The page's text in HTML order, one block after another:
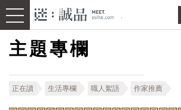
主題專欄
正在讀 生活專欄 職人絮語 作家推薦